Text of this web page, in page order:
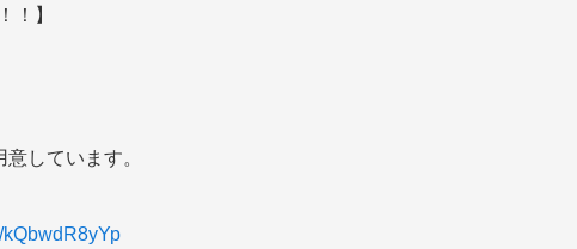
！】
しています。
kQbwdR8yYp